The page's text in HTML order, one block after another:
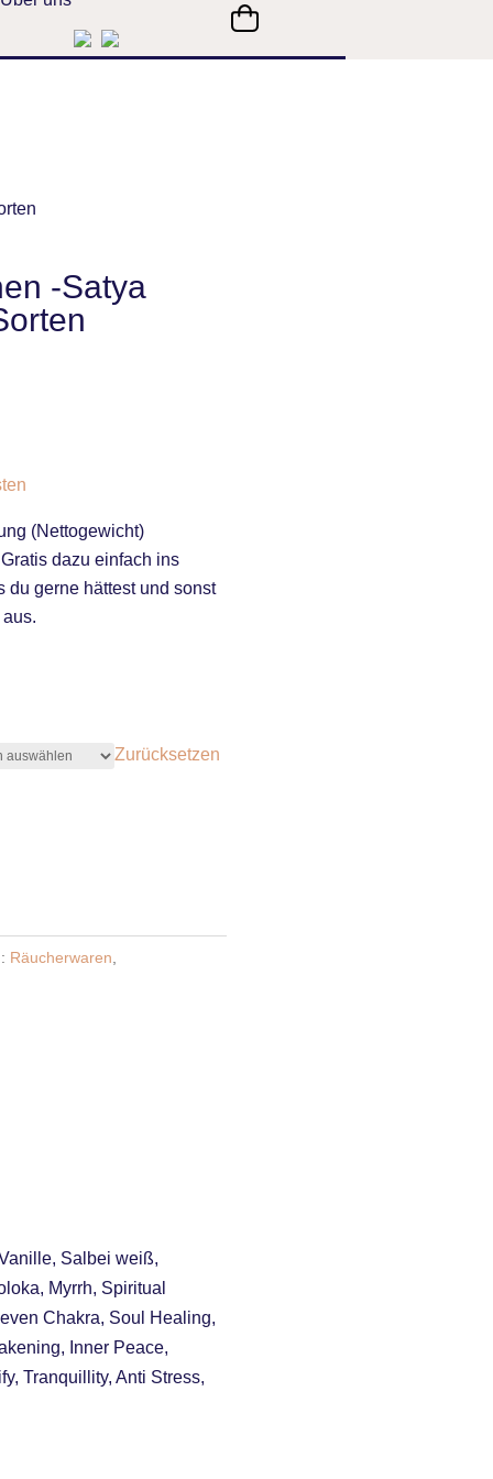
-Satya
(Nettogewicht)
dazu einfach ins
du gerne hättest und sonst
Zurücksetzen
Räucherwaren
Salbei weiß,
Myrrh, Spiritual
Chakra, Soul Healing,
Inner Peace,
Tranquillity, Anti Stress,